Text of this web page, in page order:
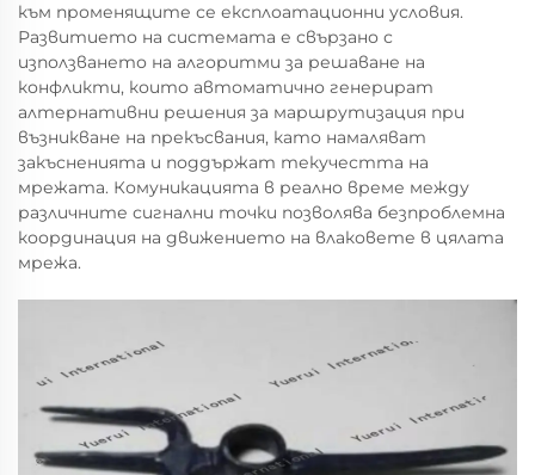
към променящите се експлоатационни условия.
Развитието на системата е свързано с
използването на алгоритми за решаване на
конфликти, които автоматично генерират
алтернативни решения за маршрутизация при
възникване на прекъсвания, като намаляват
закъсненията и поддържат текучестта на
мрежата. Комуникацията в реално време между
различните сигнални точки позволява безпроблемна
координация на движението на влаковете в цялата
мрежа.